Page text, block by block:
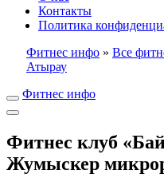
Контакты
Политика
Фитнес инфо » Все
Атырау
Фитнес инфо
Фитнес клуб
Жумыскер